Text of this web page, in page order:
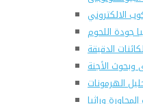
الالكتروني
جودة اللحوم
الدقيقة
وبحوث الأجنة
الهرمونات
وراثيا